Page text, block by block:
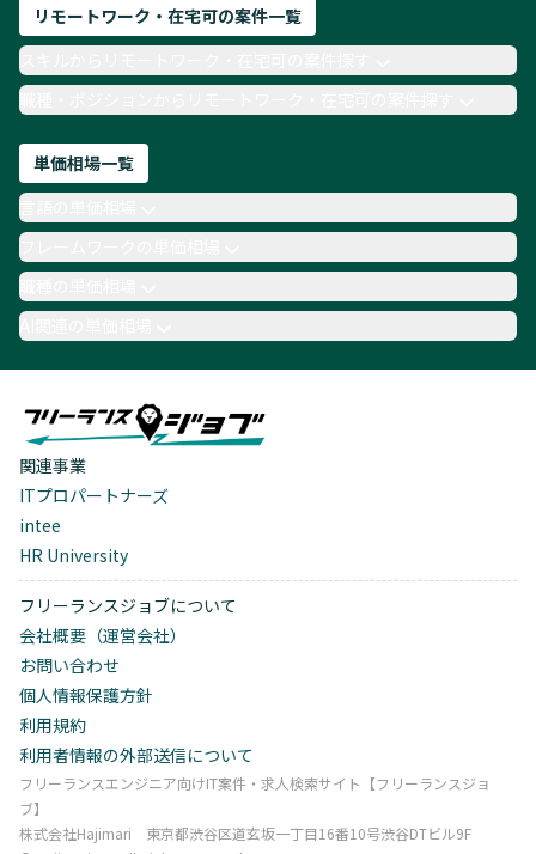
リモートワーク・在宅可の案件一覧
職種・ポジションからリモートワーク・在宅可の案件探す
単価相場一覧
職種の単価相場
AI関連の単価相場
関連事業
ITプロパートナーズ
intee
HR University
フリーランスジョブについて
会社概要（運営会社）
お問い合わせ
個人情報保護方針
利用規約
利用者情報の外部送信について
フリーランスエンジニア向けIT案件・求人検索サイト【フリーランスジョ
ブ】
株式会社Hajimari 東京都渋谷区道玄坂一丁目16番10号渋谷DTビル9F